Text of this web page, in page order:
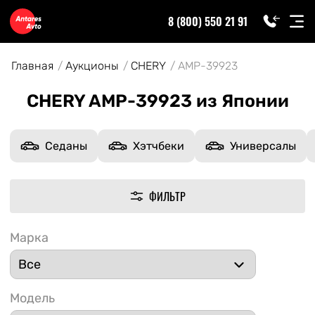
8 (800) 550 21 91
Главная Аукционы CHERY AMP-39923
CHERY AMP-39923 из Японии
Седаны Хэтчбеки Универсалы
ФИЛЬТР
Марка
Модель